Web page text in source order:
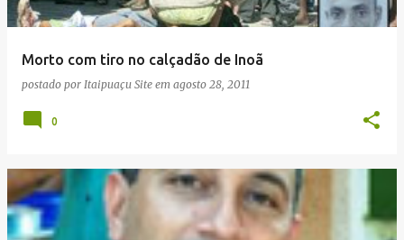
Morto com tiro no calçadão de Inoã
postado por Itaipuaçu Site em agosto 28, 2011
0